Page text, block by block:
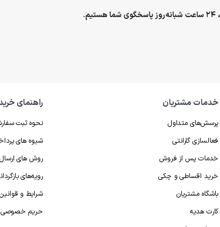
خدمات مشتریان
پرسش‌های متداول
فعالسازی گارانتی
خدمات پس از فروش
خرید اقساطی و چکی
باشگاه مشتریان
کارت هدیه
راهنمای
نحوه ثبت
شیوه های
روش های ارسال
رویه‌های
شرایط و
حریم خصوصی